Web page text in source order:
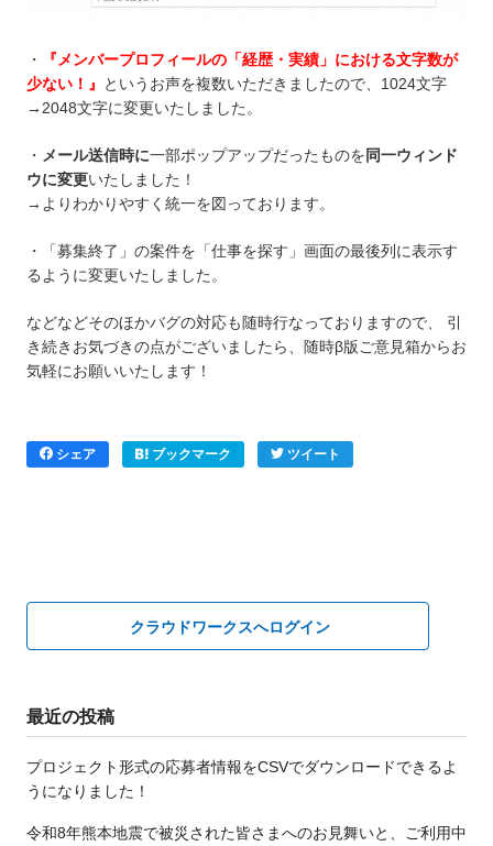
・
『メンバープロフィールの「経歴・実績」における文字数が
少ない！』
というお声を複数いただきましたので、1024文字
→2048文字に変更いたしました。
・ メール送信時に一部ポップアップだったものを同一ウィンド
ウに変更いたしました！
→よりわかりやすく統一を図っております。
・「募集終了」の案件を「仕事を探す」画面の最後列に表示す
るように変更いたしました。
などなどそのほかバグの対応も随時行なっておりますので、 引
き続きお気づきの点がございましたら、随時β版ご意見箱からお
気軽にお願いいたします！
シェア ブックマーク ツイート
クラウドワークスへログイン
最近の投稿
プロジェクト形式の応募者情報をCSVでダウンロードできるよ
うになりました！
令和8年熊本地震で被災された皆さまへのお見舞いと、ご利用中